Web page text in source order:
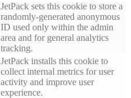
JetPack sets this cookie to store a
randomly-generated anonymous
ID used only within the admin
area and for general analytics
tracking.
JetPack installs this cookie to
collect internal metrics for user
activity and improve user
experience.